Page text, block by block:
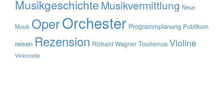
Musikgeschichte Musikvermittlung Neue
Musik OperOrchester Programmplanung Publikum
reisen Rezension Richard Wagner Tourismus Violine
Violoncello